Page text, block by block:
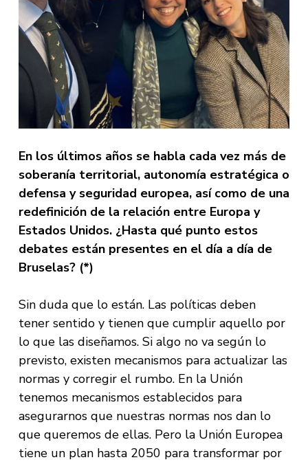
En los últimos años se habla cada vez más de
soberanía territorial, autonomía estratégica o
defensa y seguridad europea, así como de una
redefinición de la relación entre Europa y
Estados Unidos. ¿Hasta qué punto estos
debates están presentes en el día a día de
Bruselas? (*)
Sin duda que lo están. Las políticas deben
tener sentido y tienen que cumplir aquello por
lo que las diseñamos. Si algo no va según lo
previsto, existen mecanismos para actualizar las
normas y corregir el rumbo. En la Unión
tenemos mecanismos establecidos para
asegurarnos que nuestras normas nos dan lo
que queremos de ellas. Pero la Unión Europea
tiene un plan hasta 2050 para transformar por